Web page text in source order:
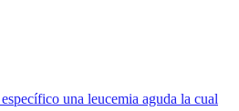
una leucemia aguda la cual